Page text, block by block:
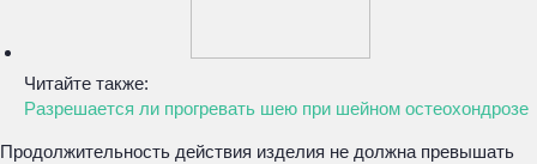
Читайте также:
Разрешается ли прогревать шею при шейном остеохондрозе
Продолжительность действия изделия не должна превышать